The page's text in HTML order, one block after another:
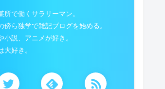
所で働くサラリーマン。
傍ら独学で雑記ブログを始める。
小説、アニメが好き。
大好き。